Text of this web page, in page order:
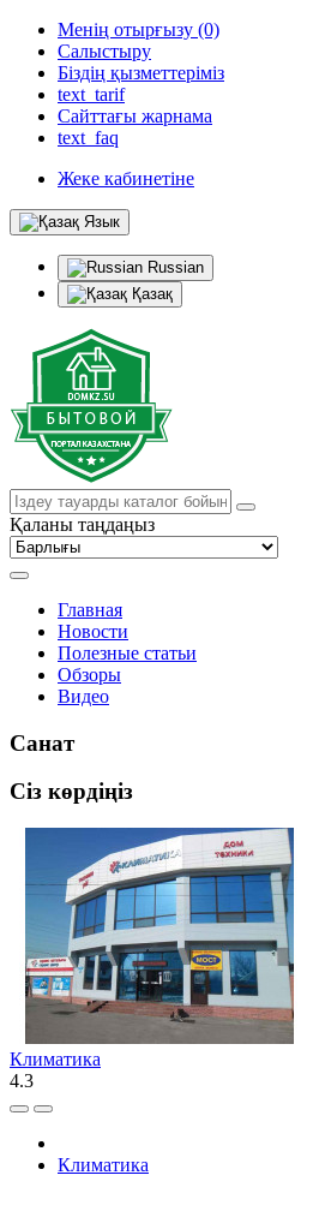
Менің отырғызу (0)
Салыстыру
Біздің қызметтеріміз
text_tarif
Сайттағы жарнама
text_faq
Жеке кабинетіне
Язык
Russian
Қазақ
Қаланы таңдаңыз
Главная
Новости
Полезные статьи
Обзоры
Видео
Санат
Сіз көрдіңіз
Климатика
4.3
Климатика